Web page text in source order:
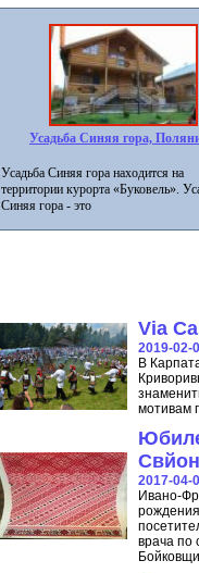
Усадьба Синяя гора,
Усадьба Синяя гора находится на
территории курорта «Буковель».
Синяя гора - это
Via
2019-02-
В
мотивам
2017-04-
Ивано-
врача по